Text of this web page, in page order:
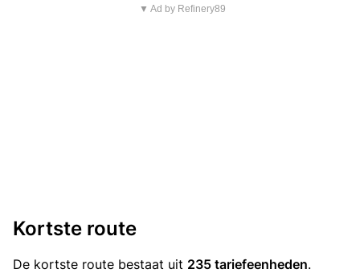
▼ Ad by Refinery89
Kortste route
De kortste route bestaat uit 235 tariefeenheden.